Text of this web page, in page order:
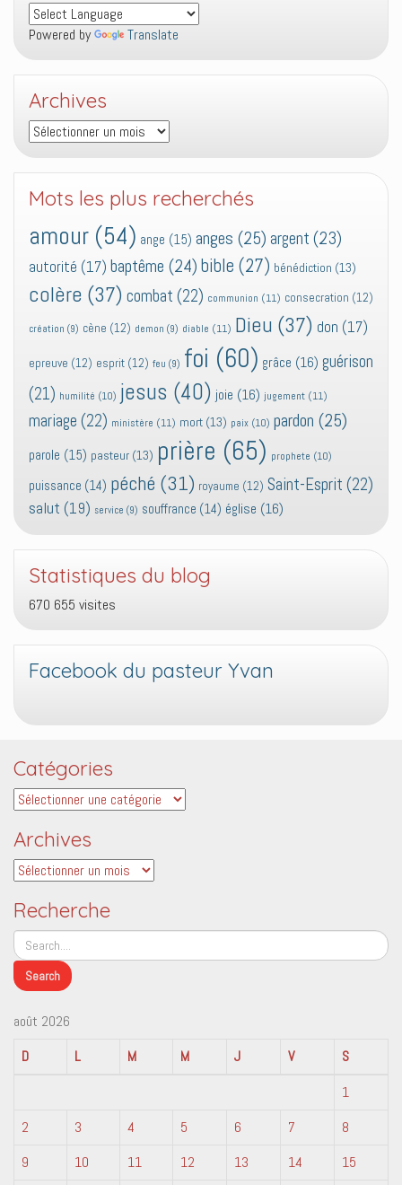
Powered by Translate
Archives
Archives
Mots les plus recherchés
amour (54) ange (15) anges (25) argent (23)
autorité (17) baptême (24) bible (27) bénédiction (13)
colère (37) combat (22) communion (11) consecration (12)
création (9) cène (12) demon (9) diable (11) Dieu (37) don (17)
epreuve (12) esprit (12) feu (9) foi (60) grâce (16) guérison
(21) humilité (10) jesus (40) joie (16) jugement (11)
mariage (22) ministère (11) mort (13) paix (10) pardon (25)
parole (15) pasteur (13) prière (65) prophete (10)
puissance (14) péché (31) royaume (12) Saint-Esprit (22)
salut (19) service (9) souffrance (14) église (16)
Statistiques du blog
670 655 visites
Facebook du pasteur Yvan
Catégories
Catégories
Archives
Archives
Recherche
août 2026
D
L M M J V
S
1
2
3 4 5 6 7
8
9
10 11 12 13 14
15